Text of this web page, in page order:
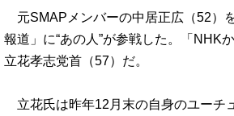
元SMAPメンバーの中居正広（52）
報道」に“あの人”が参戦した。「NHK
立花孝志党首（57）だ。
立花氏は昨年12月末の自身のユーチ